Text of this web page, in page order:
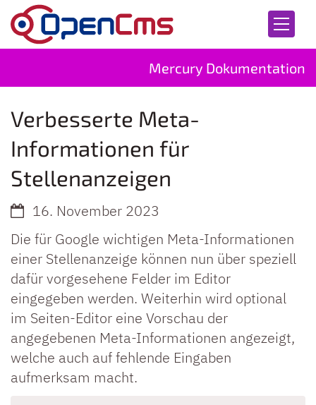
Zum Inhalt springen
Mercury Dokumentation
Verbesserte Meta-
Informationen für
Stellenanzeigen
16. November 2023
Die für Google wichtigen Meta-Informationen
einer Stellenanzeige können nun über speziell
dafür vorgesehene Felder im Editor
eingegeben werden. Weiterhin wird optional
im Seiten-Editor eine Vorschau der
angegebenen Meta-Informationen angezeigt,
welche auch auf fehlende Eingaben
aufmerksam macht.